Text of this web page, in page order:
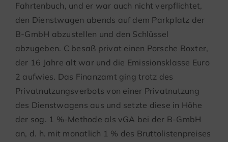
Fahrtenbuch, und er war auch nicht verpflichtet,
den Dienstwagen abends auf dem Parkplatz der
B-GmbH abzustellen und den Schlüssel
abzugeben. C besaß privat einen Porsche Boxter,
der 16 Jahre alt war und die Emissionsklasse Euro
2 aufwies. Das Finanzamt ging trotz des
Privatnutzungsverbots von einer Privatnutzung
des Dienstwagens aus und setzte diese in Höhe
der sog. 1 %-Methode als vGA bei der B-GmbH
an, d. h. mit monatlich 1 % des Bruttolistenpreises